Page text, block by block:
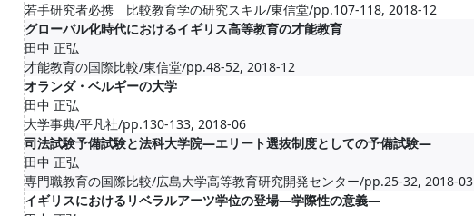
若手研究者必携 比較教育学の研究スキル/東信堂/pp.107-118, 2018-12
グローバル化時代におけるイギリス高等教育の才能教育
田中 正弘
才能教育の国際比較/東信堂/pp.48-52, 2018-12
オランダ・ベルギーの大学
田中 正弘
大学事典/平凡社/pp.130-133, 2018-06
司法試験予備試験と法科大学院―エリート選抜制度としての予備試験―
田中 正弘
専門職教育の国際比較/広島大学高等教育研究開発センター/pp.25-32, 2018-03
イギリスにおけるリベラルアーツ学位の登場―学際性の意義―